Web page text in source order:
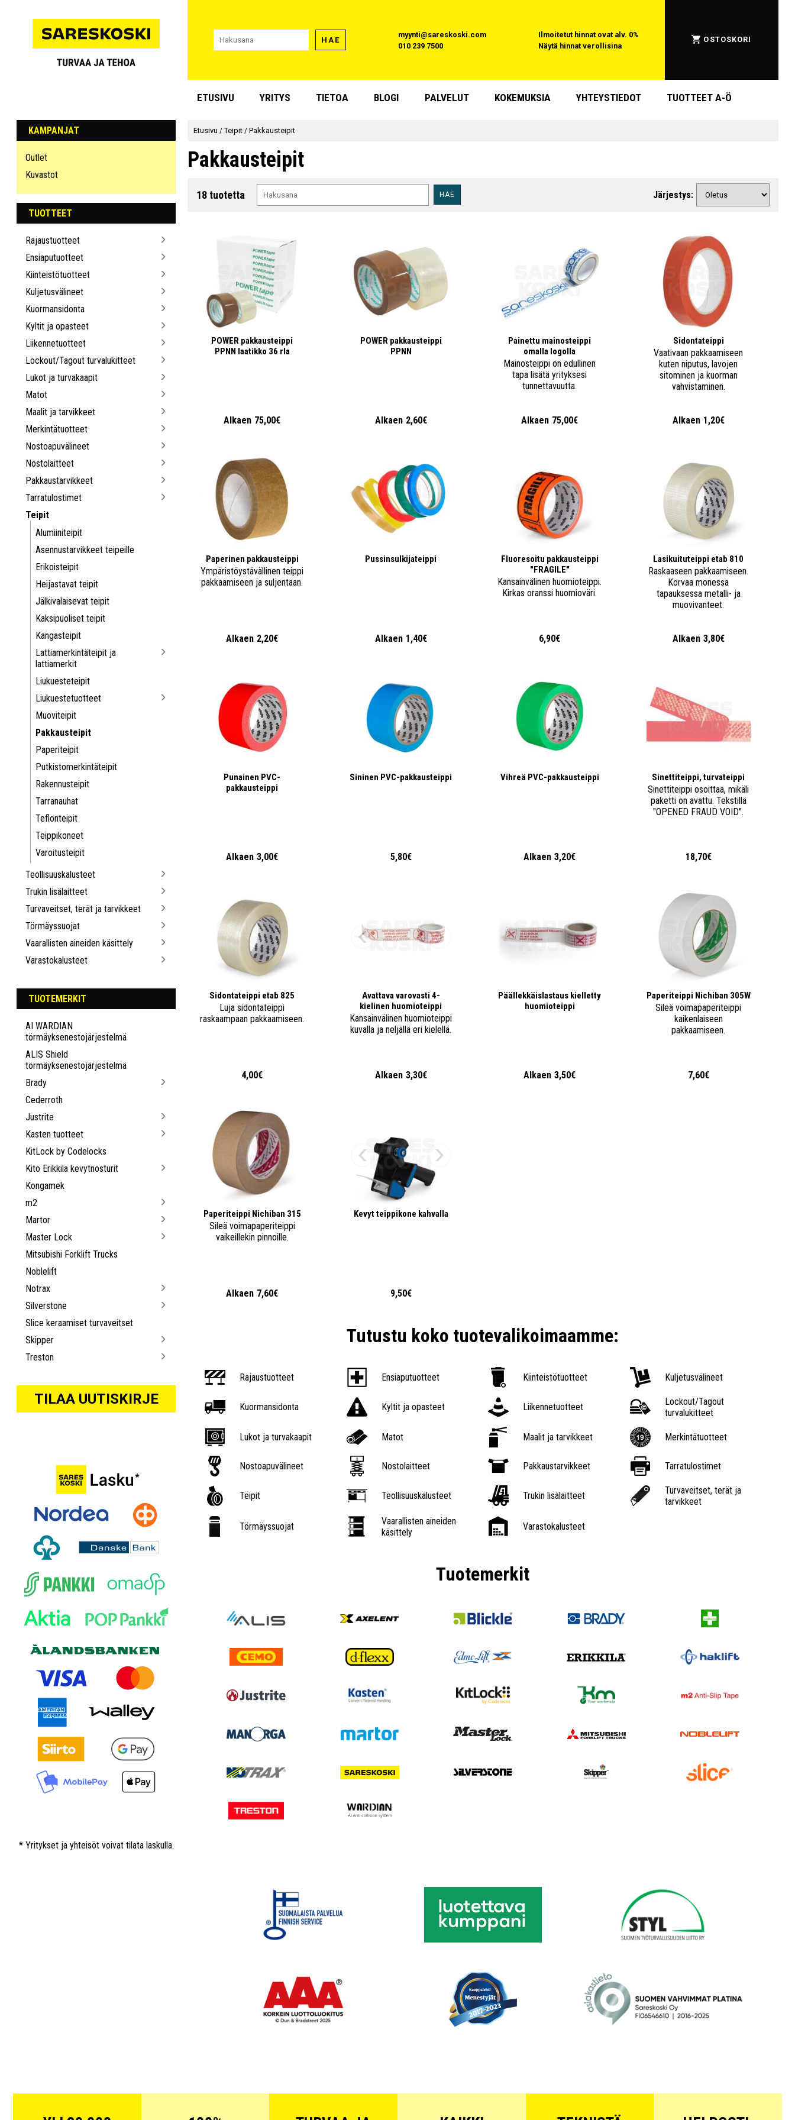
HAE
myynti@sareskoski.com
010 239 7500
Ilmoitetut hinnat ovat alv. 0%
Näytä hinnat verollisina
OSTOSKORI
ETUSIVU YRITYS TIETOA BLOGI PALVELUT KOKEMUKSIA YHTEYSTIEDOT TUOTTEET A-Ö
KAMPANJAT
Outlet
Kuvastot
TUOTTEET
Rajaustuotteet
Ensiaputuotteet
Kiinteistötuotteet
Kuljetusvälineet
Kuormansidonta
Kyltit ja opasteet
Liikennetuotteet
Lockout/Tagout turvalukitteet
Lukot ja turvakaapit
Matot
Maalit ja tarvikkeet
Merkintätuotteet
Nostoapuvälineet
Nostolaitteet
Pakkaustarvikkeet
Tarratulostimet
Teipit
Alumiiniteipit
Asennustarvikkeet teipeille
Erikoisteipit
Heijastavat teipit
Jälkivalaisevat teipit
Kaksipuoliset teipit
Kangasteipit
Lattiamerkintäteipit ja
lattiamerkit
Liukuesteteipit
Liukuestetuotteet
Muoviteipit
Pakkausteipit
Paperiteipit
Putkistomerkintäteipit
Rakennusteipit
Tarranauhat
Teflonteipit
Teippikoneet
Varoitusteipit
Teollisuuskalusteet
Trukin lisälaitteet
Turvaveitset, terät ja tarvikkeet
Törmäyssuojat
Vaarallisten aineiden käsittely
Varastokalusteet
TUOTEMERKIT
AI WARDIAN
törmäyksenestojärjestelmä
ALIS Shield
törmäyksenestojärjestelmä
Brady
Cederroth
Justrite
Kasten tuotteet
KitLock by Codelocks
Kito Erikkila kevytnosturit
Kongamek
m2
Martor
Master Lock
Mitsubishi Forklift Trucks
Noblelift
Notrax
Silverstone
Slice keraamiset turvaveitset
Skipper
Treston
TILAA UUTISKIRJE
* Yritykset ja yhteisöt voivat tilata laskulla.
Etusivu /Teipit /Pakkausteipit
Pakkausteipit
18 tuotetta HAE Järjestys:
POWER pakkausteippi
PPNN laatikko 36 rla
Alkaen 75,00€
POWER pakkausteippi
PPNN
Alkaen 2,60€
Painettu mainosteippi
omalla logolla
Mainosteippi on edullinen
tapa lisätä yrityksesi
tunnettavuutta.
Alkaen 75,00€
Sidontateippi
Vaativaan pakkaamiseen
kuten niputus, lavojen
sitominen ja kuorman
vahvistaminen.
Alkaen 1,20€
Paperinen pakkausteippi
Ympäristöystävällinen teippi
pakkaamiseen ja suljentaan.
Alkaen 2,20€
Pussinsulkijateippi
Alkaen 1,40€
Fluoresoitu pakkausteippi
"FRAGILE"
Kansainvälinen huomioteippi.
Kirkas oranssi huomioväri.
6,90€
Lasikuituteippi etab 810
Raskaaseen pakkaamiseen.
Korvaa monessa
tapauksessa metalli- ja
muovivanteet.
Alkaen 3,80€
Punainen PVC-
pakkausteippi
Alkaen 3,00€
Sininen PVC-pakkausteippi
5,80€
Vihreä PVC-pakkausteippi
Alkaen 3,20€
Sinettiteippi, turvateippi
Sinettiteippi osoittaa, mikäli
paketti on avattu. Tekstillä
"OPENED FRAUD VOID".
18,70€
Sidontateippi etab 825
Luja sidontateippi
raskaampaan pakkaamiseen.
4,00€
Avattava varovasti 4-
kielinen huomioteippi
Kansainvälinen huomioteippi
kuvalla ja neljällä eri kielellä.
Alkaen 3,30€
Päällekkäislastaus kielletty
huomioteippi
Alkaen 3,50€
Paperiteippi Nichiban 305W
Sileä voimapaperiteippi
kaikenlaiseen
pakkaamiseen.
7,60€
Paperiteippi Nichiban 315
Sileä voimapaperiteippi
vaikeillekin pinnoille.
Alkaen 7,60€
Kevyt teippikone kahvalla
9,50€
Tutustu koko tuotevalikoimaamme:
Rajaustuotteet Ensiaputuotteet Kiinteistötuotteet Kuljetusvälineet
Kuormansidonta Kyltit ja opasteet Liikennetuotteet
Lockout/Tagout
turvalukitteet
Lukot ja turvakaapit Matot Maalit ja tarvikkeet Merkintätuotteet
Nostoapuvälineet Nostolaitteet Pakkaustarvikkeet Tarratulostimet
Teipit Teollisuuskalusteet Trukin lisälaitteet
Turvaveitset, terät ja
tarvikkeet
Törmäyssuojat
Vaarallisten aineiden
käsittely
Varastokalusteet
Tuotemerkit